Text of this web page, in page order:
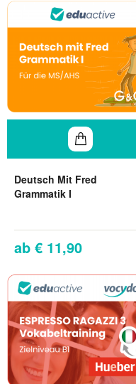
Deutsch Mit Fred
Grammatik I
€ 11,90